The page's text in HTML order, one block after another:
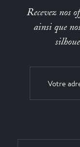
Recevez nos
ainsi que